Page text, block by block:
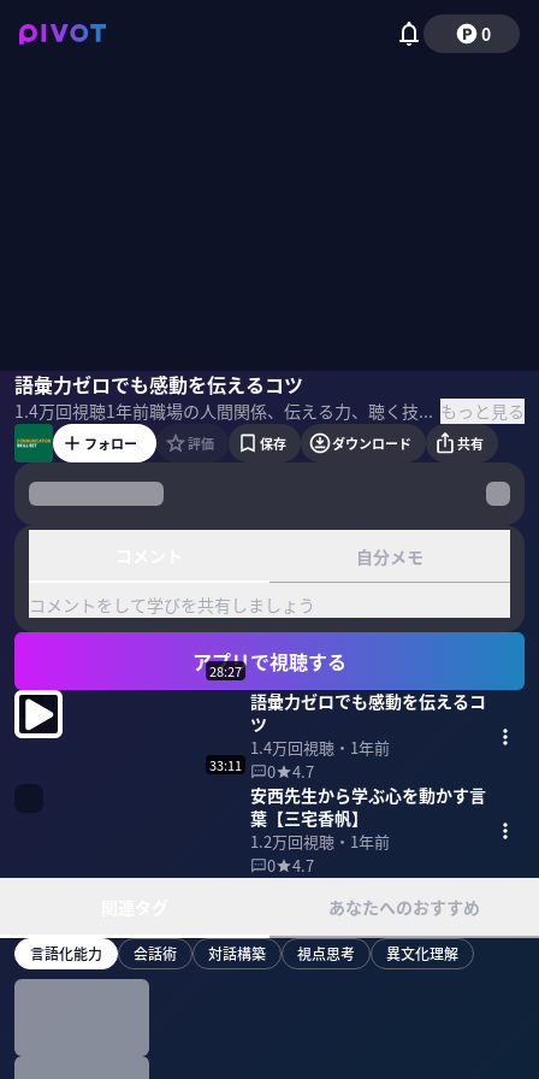
0
語彙力ゼロでも感動を伝えるコツ
1.4万回視聴1年前 職場の人間関係、伝える力、聴く技術などコミュニケーションスキルを学ぶ。文芸評論家の三宅氏から言語化するコツを学びます。 ＜ゲスト＞ 三宅香帆｜文芸評論家/京都市立芸術大学非常勤講師 1994年、徳島県生まれ。京都大学大学院人間・環境学研究科博士前期課程修了。 小説、古典文学、 エンタメなど、幅広い分野で批評や解説を手がける。 年間で365冊の本を読む。 【主な著書】 「なぜ働いていると本が読めなくなるのか』20万部突破 「好きを言語化する技術」 12万部突破 ＜目次＞ もっと見る
野田クリスタル三宅香帆国山ハセン
フォロー 評価 保存 ダウンロード 共有
自分メモ
コメントをして学びを共有しましょう
アプリで視聴する
28:27
語彙力ゼロでも感動を伝えるコ
ツ
1.4万回視聴・ 1年前
0
4.7
33:11
安西先生から学ぶ心を動かす言
葉【三宅香帆】
1.2万回視聴・ 1年前
0
4.7
あなたへのおすすめ
言語化能力 会話術 対話構築 視点思考 異文化理解